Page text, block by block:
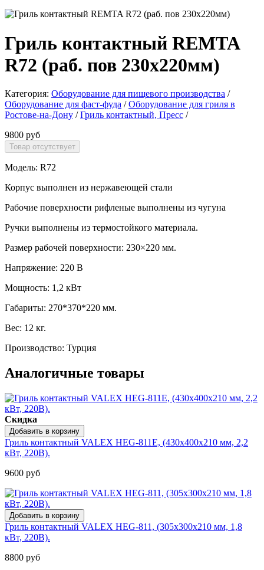
Гриль контактный REMTA
R72 (раб. пов 230х220мм)
Категория: Оборудование для пищевого производства /
Оборудование для фаст-фуда / Оборудование для гриля в
Ростове-на-Дону / Гриль контактный, Пресс /
9800 руб
Модель: R72
Корпус выполнен из нержавеющей стали
Рабочие поверхности рифленые выполнены из чугуна
Ручки выполнены из термостойкого материала.
Размер рабочей поверхности: 230×220 мм.
Напряжение: 220 В
Мощность: 1,2 кВт
Габариты: 270*370*220 мм.
Вес: 12 кг.
Производство: Турция
Аналогичные товары
Скидка
Гриль контактный VALEX HEG-811Е, (430х400х210 мм, 2,2
кВт, 220В).
9600 руб
Гриль контактный VALEX HEG-811, (305х300х210 мм, 1,8
кВт, 220В).
8800 руб